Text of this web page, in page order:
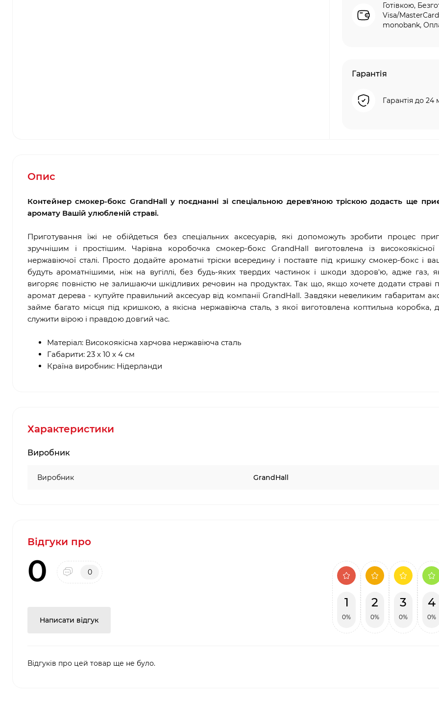
Готівкою,
Visa/
monobank,
Гарантія
Гарантія до 24
Опис
Контейнер смокер-бокс GrandHall у поєднанні зі спеціальною дерев'яною тріскою додасть ще
аромату Вашій улюбленій страві.
Приготування їжі не обійдеться без спеціальних аксесуарів, які допоможуть зробити процес
зручнішим і простішим. Чарівна коробочка смокер-бокс GrandHall виготовлена ​​із високоякісної
нержавіючої сталі. Просто додайте ароматні тріски всередину і поставте під кришку смокер-бокс і
будуть ароматнішими, ніж на вугіллі, без будь-яких твердих частинок і шкоди здоров'ю, адже газ,
вигоряє повністю не залишаючи шкідливих речовин на продуктах. Так що, якщо хочете додати страві
аромат дерева - купуйте правильний аксесуар від компанії GrandHall. Завдяки невеликим габаритам
займе багато місця під кришкою, а якісна нержавіюча сталь, з якої виготовлена ​​коптильна коробка,
служити вірою і правдою довгий час.
Матеріал: Високоякісна харчова нержавіюча сталь
Габарити: 23 х 10 х 4 см
Країна виробник: Нідерланди
Характеристики
Виробник
Виробник GrandHall
Відгуки про
0 0
Написати відгук
1
0%
2
0%
3
0%
4
0%
Відгуків про цей товар ще не було.